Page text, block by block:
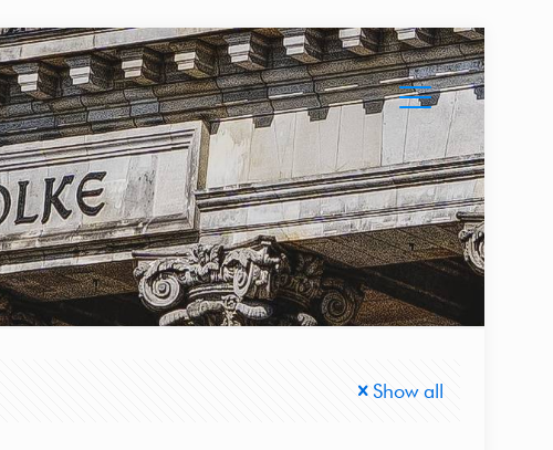
Show all